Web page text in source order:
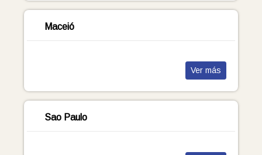
Maceió
Ver más
Sao Paulo